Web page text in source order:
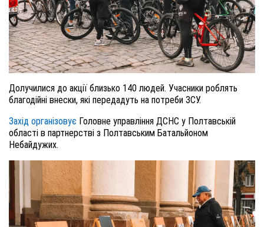
Долучилися до акції близько 140 людей. Учасники роблять
благодійні внески, які передадуть на потреби ЗСУ.
Захід організовує Головне управління ДСНС у Полтавській
області в партнерстві з Полтавським Батальйоном
Небайдужих.